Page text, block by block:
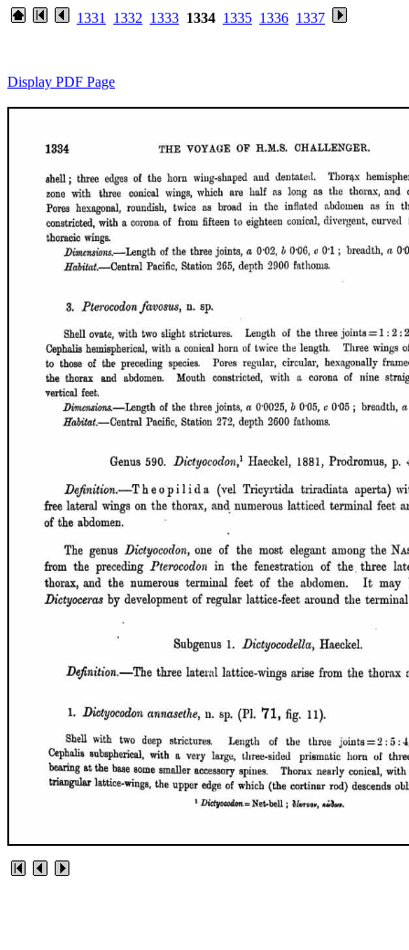
1331 1332 1333 1334 1335 1336 1337
Display PDF Page